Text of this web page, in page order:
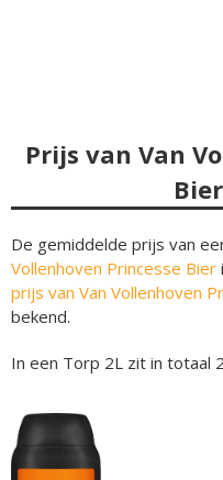
Prijs van Van
De gemiddelde prijs van
Vollenhoven Princesse Bier
prijs van Van Vollenhoven
bekend.
In een Torp 2L zit in totaal